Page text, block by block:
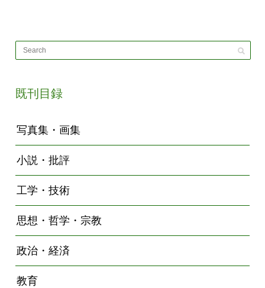
既刊目録
写真集・画集
小説・批評
工学・技術
思想・哲学・宗教
政治・経済
教育